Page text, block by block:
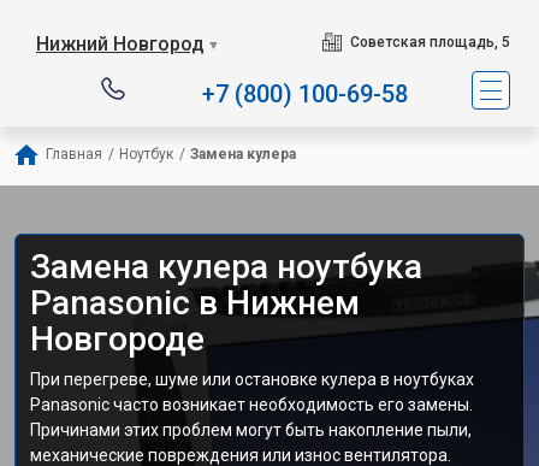
Нижний Новгород ▼ Советская площадь, 5
+7 (800) 100-69-58
Главная / Ноутбук / Замена кулера
Замена кулера ноутбука
Panasonic в Нижнем
Новгороде
При перегреве, шуме или остановке кулера в ноутбуках
Panasonic часто возникает необходимость его замены.
Причинами этих проблем могут быть накопление пыли,
механические повреждения или износ вентилятора.